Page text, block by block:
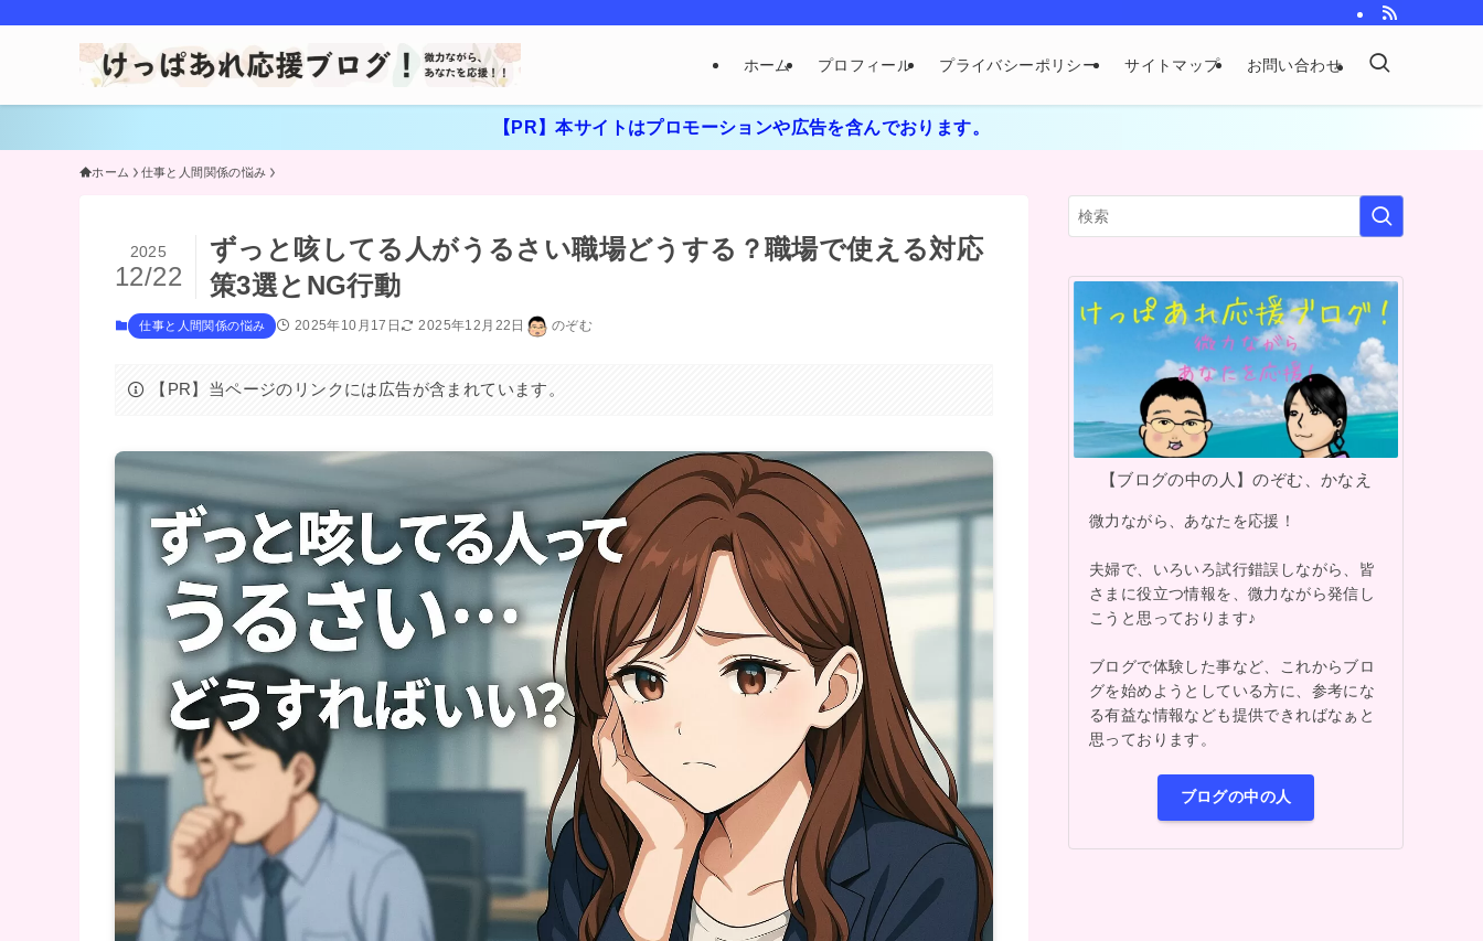
ホーム プロフィール プライバシーポリシー サイトマップ お問い合わせ
【PR】本サイトはプロモーションや広告を含んでおります。
ホーム 仕事と人間関係の悩み
ずっと咳してる人がうるさい職場どうする？職場で使える対応
策3選とNG行動
2025
12/22
仕事と人間関係の悩み 2025年10月17日 2025年12月22日 のぞむ
【PR】当ページのリンクには広告が含まれています。
【ブログの中の人】のぞむ、かなえ
微力ながら、あなたを応援！
夫婦で、いろいろ試行錯誤しながら、皆
さまに役立つ情報を、微力ながら発信し
こうと思っております♪
ブログで体験した事など、これからブロ
グを始めようとしている方に、参考にな
る有益な情報なども提供できればなぁと
思っております。
ブログの中の人